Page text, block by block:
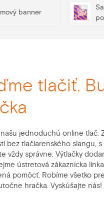
banner
tlačiť.
našu jednoduchú online tlač.
bez tlačiarenského slangu, s
vždy správne. Výtlačky
ústretová zákaznícka
pomôcť. Robíme všetko
hračka. Vyskúšajte nás!